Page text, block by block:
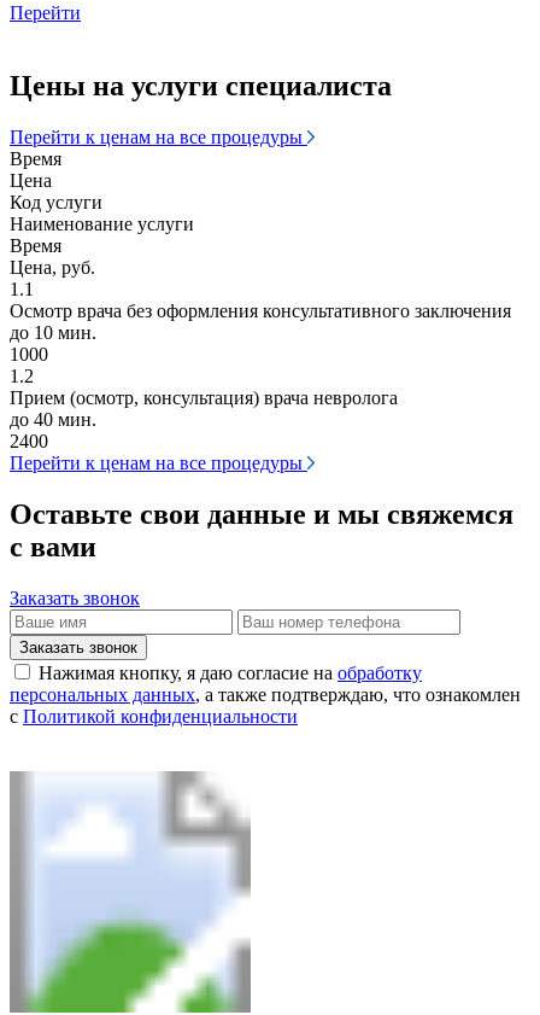
Перейти
Цены на услуги специалиста
Перейти к ценам на все процедуры
Время
Цена
Код услуги
Наименование услуги
Время
Цена, руб.
1.1
Осмотр врача без оформления консультативного заключения
до 10 мин.
1000
1.2
Прием (осмотр, консультация) врача невролога
до 40 мин.
2400
Перейти к ценам на все процедуры
Оставьте свои данные и мы свяжемся
с вами
Заказать звонок
Заказать звонок
Нажимая кнопку, я даю согласие на обработку
персональных данных, а также подтверждаю, что ознакомлен
с Политикой конфиденциальности